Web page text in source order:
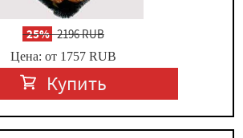
-25%2196 RUB
Цена: от 1757 RUB
Купить